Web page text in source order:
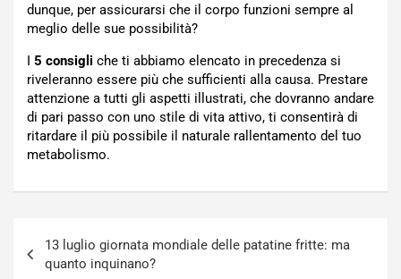
dunque, per assicurarsi che il corpo funzioni sempre al
meglio delle sue possibilità?
I 5 consigli che ti abbiamo elencato in precedenza si
riveleranno essere più che sufficienti alla causa. Prestare
attenzione a tutti gli aspetti illustrati, che dovranno andare
di pari passo con uno stile di vita attivo, ti consentirà di
ritardare il più possibile il naturale rallentamento del tuo
metabolismo.
articoli
13 luglio giornata mondiale delle patatine fritte: ma
quanto inquinano?